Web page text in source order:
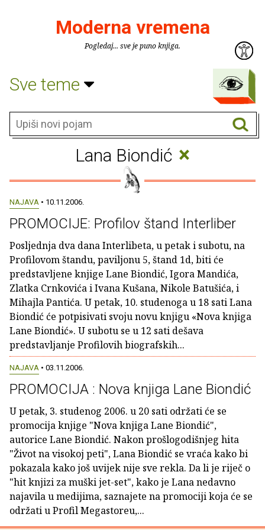
Moderna vremena
Pogledaj... sve je puno knjiga.
Sve teme
Lana Biondić ×
NAJAVA • 10.11.2006.
PROMOCIJE: Profilov štand Interliber
Posljednja dva dana Interlibeta, u petak i subotu, na
Profilovom štandu, paviljonu 5, štand 1d, biti će
predstavljene knjige Lane Biondić, Igora Mandića,
Zlatka Crnkovića i Ivana Kušana, Nikole Batušića, i
Mihajla Pantića. U petak, 10. studenoga u 18 sati Lana
Biondić će potpisivati svoju novu knjigu «Nova knjiga
Lane Biondić». U subotu se u 12 sati dešava
predstavljanje Profilovih biografskih...
NAJAVA • 03.11.2006.
PROMOCIJA : Nova knjiga Lane Biondić
U petak, 3. studenog 2006. u 20 sati održati će se
promocija knjige "Nova knjiga Lane Biondić",
autorice Lane Biondić. Nakon prošlogodišnjeg hita
"Život na visokoj peti", Lana Biondić se vraća kako bi
pokazala kako još uvijek nije sve rekla. Da li je riječ o
"hit knjizi za muški jet-set", kako je Lana nedavno
najavila u medijima, saznajete na promociji koja će se
održati u Profil Megastoreu,...